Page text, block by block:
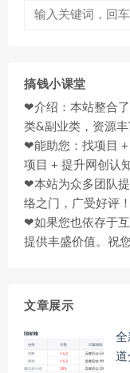
搞钱小课堂
❤介绍：本站整合
类&副业类，资源丰
❤能助您：找项目
项目 + 提升网创认知
❤本站为众多团队
络之门，广受好评！
❤如果您也依存于
提供丰盛价值。祝
文章展示
全
道